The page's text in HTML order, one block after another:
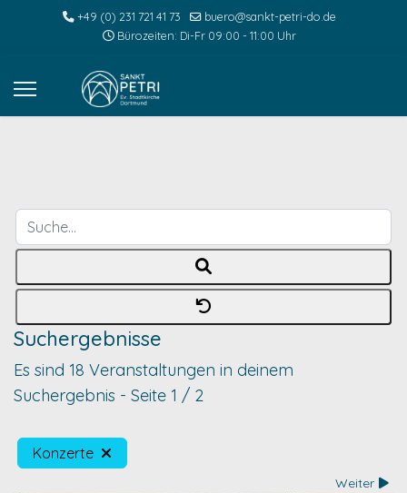
+49 (0) 231 721 41 73
buero@sankt-petri-do.de
Bürozeiten: Di-Fr 09:00 - 11:00 Uhr
Suche...
Suchergebnisse
Es sind 18 Veranstaltungen in deinem
Suchergebnis - Seite 1 / 2
Konzerte
Weiter